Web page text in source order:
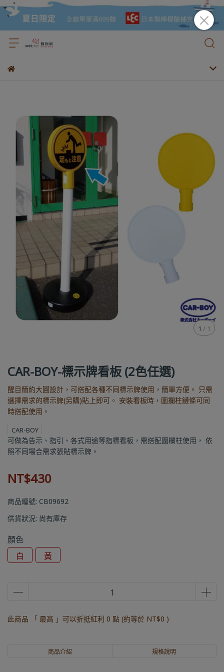
1 / 1
CAR-BOY-標示牌看板 (2色任選)
醒目簡約大圓設計，可搭配各種不同標示牌使用，簡單方便。 只需
選擇需求的標示牌(另購)貼上即可。 安裝看板時，圍攔柱鏈條可同
時搭配使用。
CAR-BOY
可做為告示、指引、各式用途等指標看板，需搭配圍欄柱使用， 依
照不同場合需求張貼標示牌。
NT$430
商品編號: CB09692
供貨狀況: 尚有庫存
顏色
白
黃
此商品 「 最高 」可以折抵紅利 0 點 (約等於 NT$0 )
商品介紹 規格說明